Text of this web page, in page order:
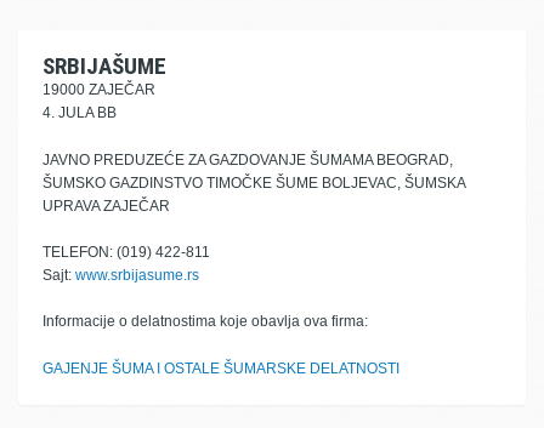
SRBIJAŠUME
19000 ZAJEČAR
4. JULA BB
JAVNO PREDUZEĆE ZA GAZDOVANJE ŠUMAMA BEOGRAD,
ŠUMSKO GAZDINSTVO TIMOČKE ŠUME BOLJEVAC, ŠUMSKA
UPRAVA ZAJEČAR
TELEFON: (019) 422-811
Sajt: www.srbijasume.rs
Informacije o delatnostima koje obavlja ova firma:
GAJENJE ŠUMA I OSTALE ŠUMARSKE DELATNOSTI